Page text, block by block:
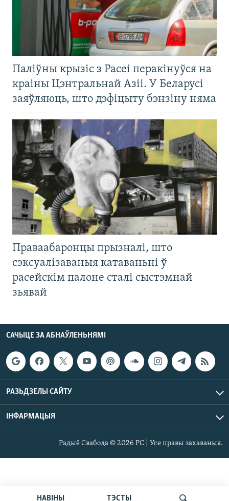
НАВІНЫ ТЭСТЫ
Паліўны крызіс з Расеі перакінуўся на
краіны Цэнтральнай Азіі. У Беларусі
заяўляюць, што дэфіцыту бэнзіну няма
Праваабаронцы прызналі, што
сэксуалізаваныя катаваньні ў
расейскім палоне сталі сыстэмнай
зьявай
САЧЫЦЕ ЗА АБНАЎЛЕНЬНЯМІ
РАЗЬДЗЕЛЫ САЙТУ
ІНФАРМАЦЫЯ
Радыё Свабода © 2026 РС | Усе правы захаваныя.